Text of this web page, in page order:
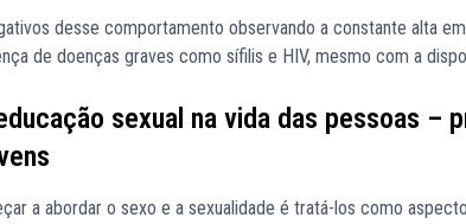
desse comportamento observando a constante alta
de doenças graves como sífilis e HIV, mesmo com a
sexual na vida das pessoas –
a abordar o sexo e a sexualidade é tratá-los como